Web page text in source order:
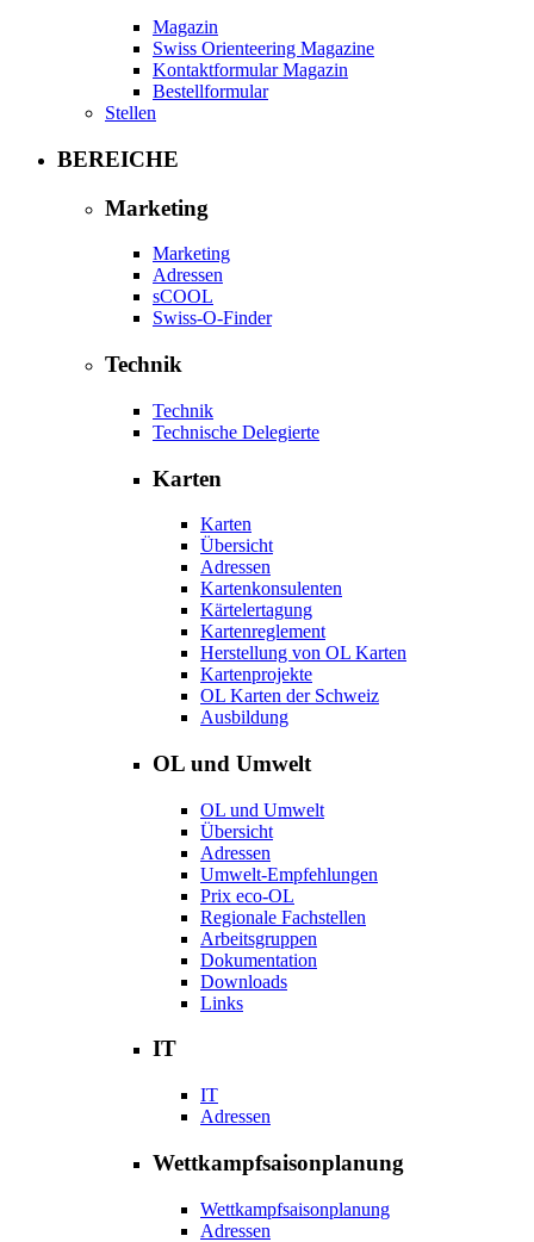
Magazin
Swiss Orienteering Magazine
Kontaktformular Magazin
Bestellformular
Stellen
BEREICHE
Marketing
Marketing
Adressen
sCOOL
Swiss-O-Finder
Technik
Technik
Technische Delegierte
Karten
Karten
Übersicht
Adressen
Kartenkonsulenten
Kärtelertagung
Kartenreglement
Herstellung von OL Karten
Kartenprojekte
OL Karten der Schweiz
Ausbildung
OL und Umwelt
OL und Umwelt
Übersicht
Adressen
Umwelt-Empfehlungen
Prix eco-OL
Regionale Fachstellen
Arbeitsgruppen
Dokumentation
Downloads
Links
IT
IT
Adressen
Wettkampfsaisonplanung
Wettkampfsaisonplanung
Adressen